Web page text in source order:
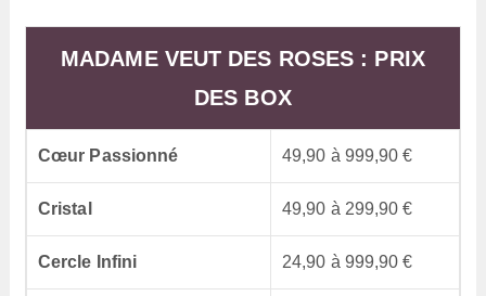
MADAME VEUT DES ROSES : PRIX
DES BOX
Cœur Passionné 49,90 à 999,90 €
Cristal 49,90 à 299,90 €
Cercle Infini 24,90 à 999,90 €